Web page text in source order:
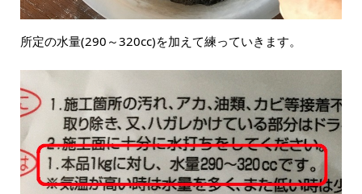
所定の水量(290～320cc)を加えて練っていきます。